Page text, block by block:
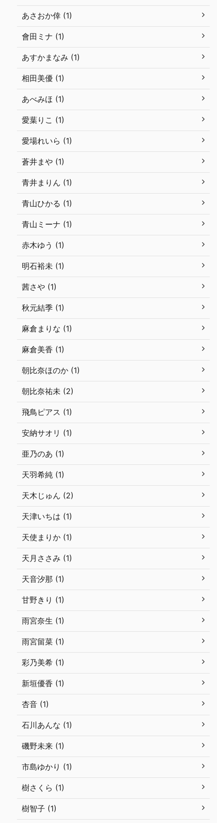
あさおか倖 (1)
會田ミナ (1)
あすかまなみ (1)
相田美優 (1)
あべみほ (1)
愛葉りこ (1)
愛場れいら (1)
蒼井まや (1)
青井まりん (1)
青山ひかる (1)
青山ミーナ (1)
赤木ゆう (1)
明石裕未 (1)
茜さや (1)
秋元結季 (1)
麻倉まりな (1)
麻倉美香 (1)
朝比奈ほのか (1)
朝比奈祐未 (2)
飛鳥ピアス (1)
安納サオリ (1)
亜乃のあ (1)
天羽希純 (1)
天木じゅん (2)
天津いちは (1)
天使まりか (1)
天月ささみ (1)
天音汐那 (1)
甘野きり (1)
雨宮奈生 (1)
雨宮留菜 (1)
彩乃美希 (1)
新垣優香 (1)
杏音 (1)
石川あんな (1)
磯野未来 (1)
市島ゆかり (1)
樹さくら (1)
樹智子 (1)